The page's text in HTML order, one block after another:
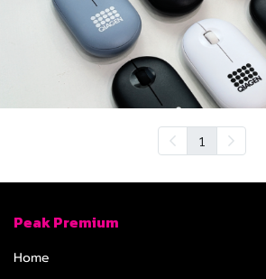
1
Peak Premium
Home